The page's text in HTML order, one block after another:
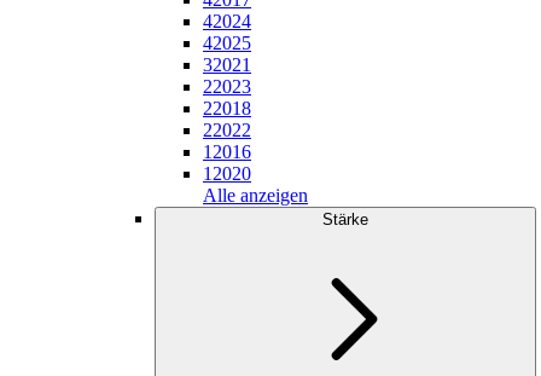
42024
42025
32021
22023
22018
22022
1 2016
1 2020
Alle anzeigen
Stärke